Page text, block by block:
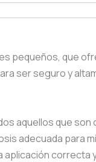
pequeños, que
ser seguro y
aquellos que
adecuada para
aplicación correcta